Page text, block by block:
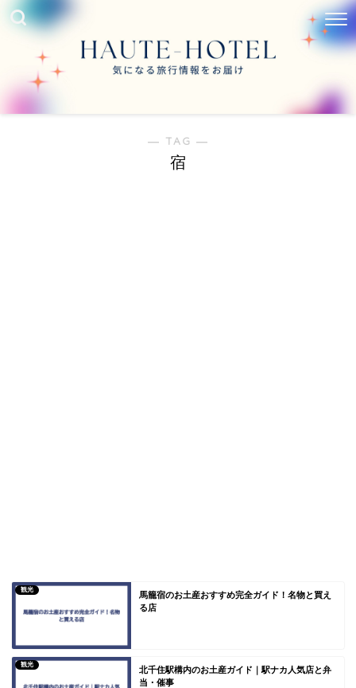
― TAG ―
宿
観光
馬籠宿のお土産おすすめ完全ガイド！名物と買え
る店
観光
北千住駅構内のお土産ガイド｜駅ナカ人気店と弁
当・催事